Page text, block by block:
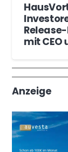
mit CEO
Anzeige